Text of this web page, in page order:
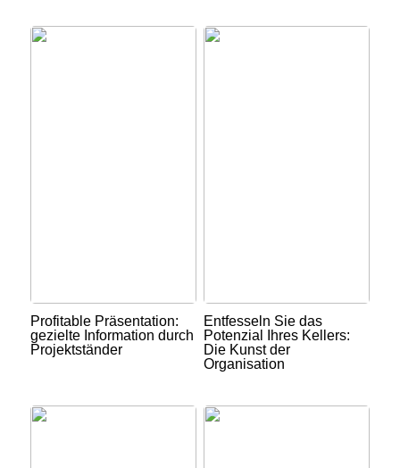
Profitable Präsentation:
gezielte Information durch
Projektständer
Entfesseln Sie das
Potenzial Ihres Kellers:
Die Kunst der
Organisation